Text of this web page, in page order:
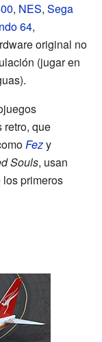
, NES, Sega
64,
original no
(jugar en
retro, que
Fezy
Souls, usan
primeros